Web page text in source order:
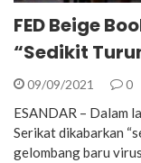
FED Beige
“Sedikit
09/09/2021 0
ESANDAR – Dalam
Serikat dikabarkan
gelombang baru